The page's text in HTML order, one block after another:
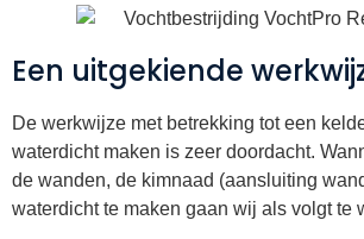
Een uitgekiende
De werkwijze met betrekking tot een
waterdicht maken is zeer doordacht.
de wanden, de kimnaad (aansluiting
waterdicht te maken gaan wij als volgt te